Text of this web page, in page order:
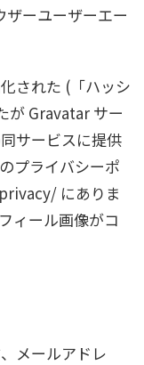
ーユーザーエー
された (「ハッシ
が Gravatar サー
サービスに提供
プライバシーポ
にありま
ィール画像がコ
メールアドレ